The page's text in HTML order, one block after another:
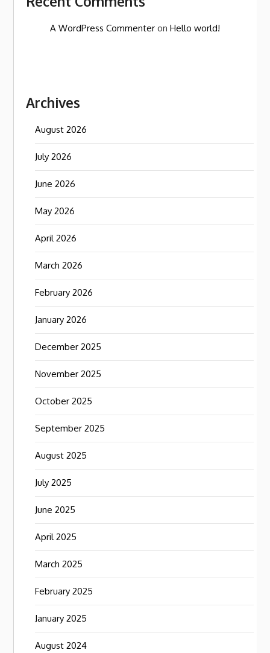
A WordPress Commenter onHello world!
Archives
August 2026
July 2026
June 2026
May 2026
April 2026
March 2026
February 2026
January 2026
December 2025
November 2025
October 2025
September 2025
August 2025
July 2025
June 2025
April 2025
March 2025
February 2025
January 2025
August 2024